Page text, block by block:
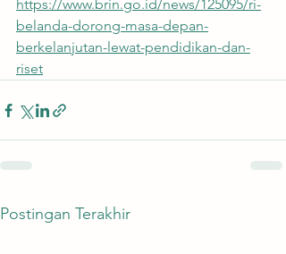
https://www.brin.go.id/news/125095/ri-
belanda-dorong-masa-depan-
berkelanjutan-lewat-pendidikan-dan-
riset
Postingan Terakhir